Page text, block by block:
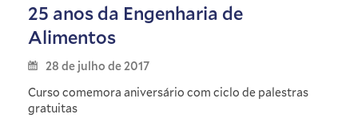
25 anos da Engenharia de
Alimentos
28 de julho de 2017
Curso comemora aniversário com ciclo de palestras
gratuitas